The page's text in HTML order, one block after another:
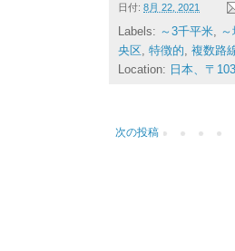
日付: 8月 22, 2021
Labels: ～3千平米,
央区, 特徴的, 複数路
Location: 日本、〒
次の投稿